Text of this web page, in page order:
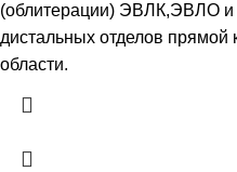
(облитерации) ЭВЛК,ЭВЛО и
дистальных отделов прямой
области.